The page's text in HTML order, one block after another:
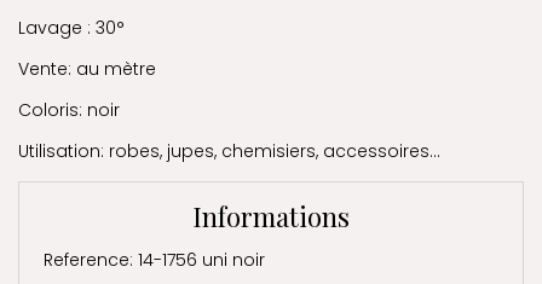
Lavage : 30°
Vente: au mètre
Coloris: noir
Utilisation: robes, jupes, chemisiers, accessoires...
Informations
Reference: 14-1756 uni noir